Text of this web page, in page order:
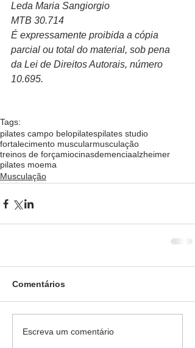
Leda Maria Sangiorgio
MTB 30.714
É expressamente proibida a cópia
parcial ou total do material, sob pena
da Lei de Direitos Autorais, número
10.695.
Tags:
pilates campo belopilatespilates studio
fortalecimento muscularmusculação
treinos de forçamiocinasdemenciaalzheimer
pilates moema
Musculação
Comentários
Escreva um comentário